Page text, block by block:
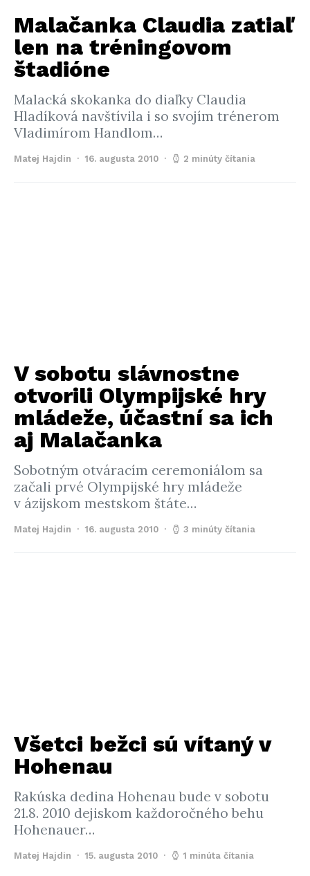
Malačanka Claudia zatiaľ
len na tréningovom
štadióne
Malacká skokanka do diaľky Claudia
Hladíková navštívila i so svojím trénerom
Vladimírom Handlom…
Matej Hajdin 16. augusta 2010 2 minúty čítania
V sobotu slávnostne
otvorili Olympijské hry
mládeže, účastní sa ich
aj Malačanka
Sobotným otváracím ceremoniálom sa
začali prvé Olympijské hry mládeže
v ázijskom mestskom štáte…
Matej Hajdin 16. augusta 2010 3 minúty čítania
Všetci bežci sú vítaný v
Hohenau
Rakúska dedina Hohenau bude v sobotu
21.8. 2010 dejiskom každoročného behu
Hohenauer…
Matej Hajdin 15. augusta 2010 1 minúta čítania